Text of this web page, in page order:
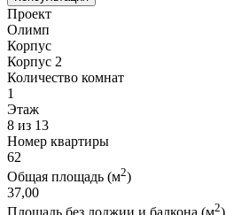
Проект
Олимп
Корпус
Корпус 2
Количество комнат
1
Этаж
8 из 13
Номер квартиры
62
Общая площадь (м2)
37,00
2